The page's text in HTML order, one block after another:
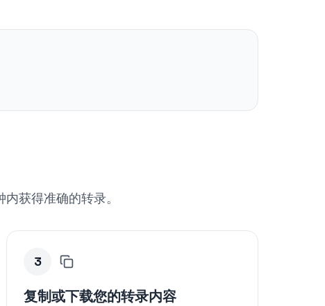
获得准确的转录。
3
复制或下载您的转录内容